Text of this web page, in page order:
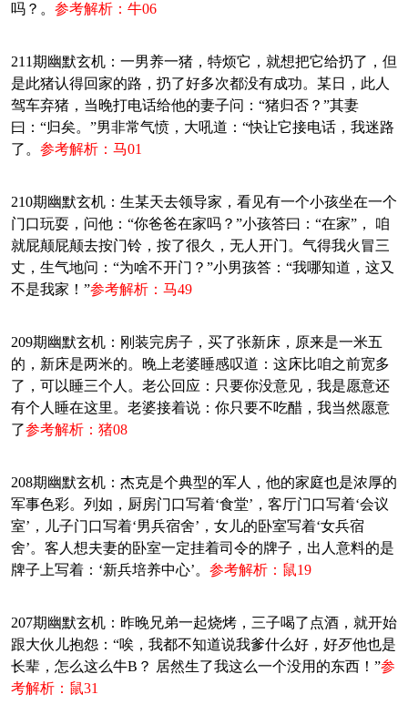
吗？。 参考解析：牛06
211期幽默玄机：一男养一猪，特烦它，就想把它给扔了，但
是此猪认得回家的路，扔了好多次都没有成功。某日，此人
驾车弃猪，当晚打电话给他的妻子问：“猪归否？”其妻
曰：“归矣。”男非常气愤，大吼道：“快让它接电话，我迷路
了。 参考解析：马01
210期幽默玄机：生某天去领导家，看见有一个小孩坐在一个
门口玩耍，问他：“你爸爸在家吗？”小孩答曰：“在家”， 咱
就屁颠屁颠去按门铃，按了很久，无人开门。气得我火冒三
丈，生气地问：“为啥不开门？”小男孩答：“我哪知道，这又
不是我家！”参考解析：马49
209期幽默玄机：刚装完房子，买了张新床，原来是一米五
的，新床是两米的。晚上老婆睡感叹道：这床比咱之前宽多
了，可以睡三个人。老公回应：只要你没意见，我是愿意还
有个人睡在这里。老婆接着说：你只要不吃醋，我当然愿意
了参考解析：猪08
208期幽默玄机：杰克是个典型的军人，他的家庭也是浓厚的
军事色彩。列如，厨房门口写着‘食堂’，客厅门口写着‘会议
室’，儿子门口写着‘男兵宿舍’，女儿的卧室写着‘女兵宿
舍’。客人想夫妻的卧室一定挂着司令的牌子，出人意料的是
牌子上写着：‘新兵培养中心’。 参考解析：鼠19
207期幽默玄机：昨晚兄弟一起烧烤，三子喝了点酒，就开始
跟大伙儿抱怨：“唉，我都不知道说我爹什么好，好歹他也是
长辈，怎么这么牛B？ 居然生了我这么一个没用的东西！”参
考解析：鼠31